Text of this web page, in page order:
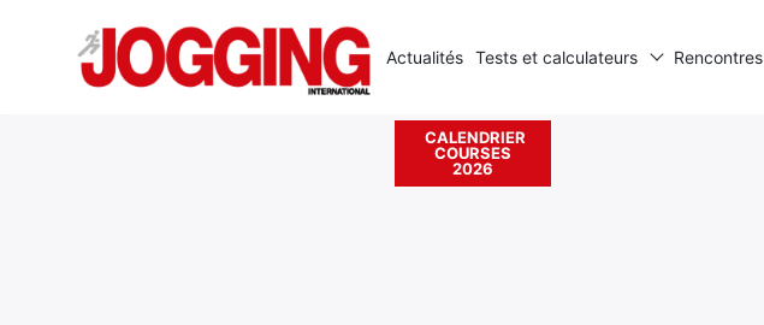
Actualités Tests et calculateurs Rencontres
CALENDRIER
COURSES
2026
Rechercher